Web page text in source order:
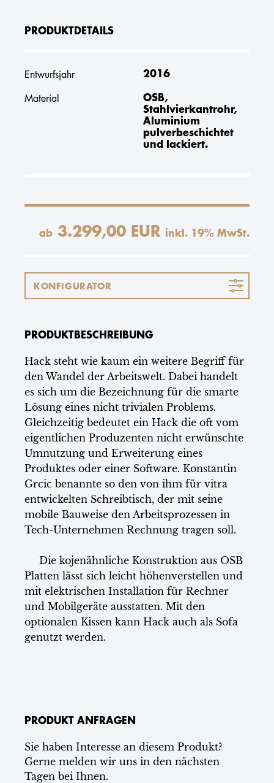
PRODUKTDETAILS
Entwurfsjahr 2016
Material
OSB,
Stahlvierkantrohr,
Aluminium
pulverbeschichtet
und lackiert.
ab 3.299,00 EUR inkl. 19% MwSt.
KONFIGURATOR
PRODUKTBESCHREIBUNG
Hack steht wie kaum ein weitere Begriff für
den Wandel der Arbeitswelt. Dabei handelt
es sich um die Bezeichnung für die smarte
Lösung eines nicht trivialen Problems.
Gleichzeitig bedeutet ein Hack die oft vom
eigentlichen Produzenten nicht erwünschte
Umnutzung und Erweiterung eines
Produktes oder einer Software. Konstantin
Grcic benannte so den von ihm für vitra
entwickelten Schreibtisch, der mit seine
mobile Bauweise den Arbeitsprozessen in
Tech-Unternehmen Rechnung tragen soll.
Die kojenähnliche Konstruktion aus OSB
Platten lässt sich leicht höhenverstellen und
mit elektrischen Installation für Rechner
und Mobilgeräte ausstatten. Mit den
optionalen Kissen kann Hack auch als Sofa
genutzt werden.
PRODUKT ANFRAGEN
Sie haben Interesse an diesem Produkt?
Gerne melden wir uns in den nächsten
Tagen bei Ihnen.